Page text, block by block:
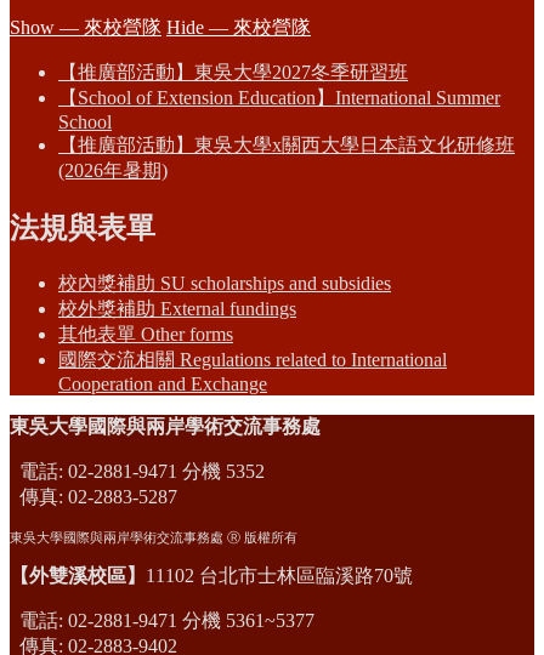
Show — 來校營隊 Hide — 來校營隊
【推廣部活動】東吳大學2027冬季研習班
【School of Extension Education】International Summer
School
【推廣部活動】東吳大學x關西大學日本語文化研修班
(2026年暑期)
法規與表單
校內獎補助 SU scholarships and subsidies
校外獎補助 External fundings
其他表單 Other forms
國際交流相關 Regulations related to International
Cooperation and Exchange
東吳大學國際與兩岸學術交流事務處
電話: 02-2881-9471 分機 5352
傳真: 02-2883-5287
東吳大學國際與兩岸學術交流事務處 Ⓡ 版權所有
【外雙溪校區】 11102 台北市士林區臨溪路70號
電話: 02-2881-9471 分機 5361~5377
傳真: 02-2883-9402